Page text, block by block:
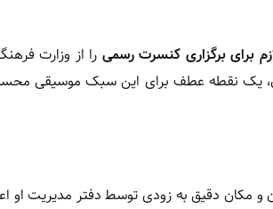
برای برگزاری کنسرت رسمی را از وزارت
یک نقطه عطف برای این سبک موسیقی
و مکان دقیق به زودی توسط دفتر مدیریت او